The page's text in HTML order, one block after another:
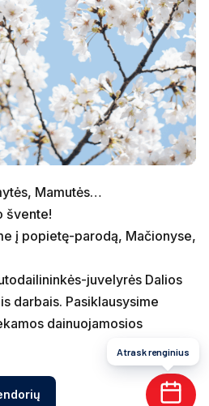
Mamutės…
švente!
į popietę-parodą, Mačionyse,
juvelyrės Dalios
darbais. Pasiklausysime
dainuojamosios
Atrask renginius